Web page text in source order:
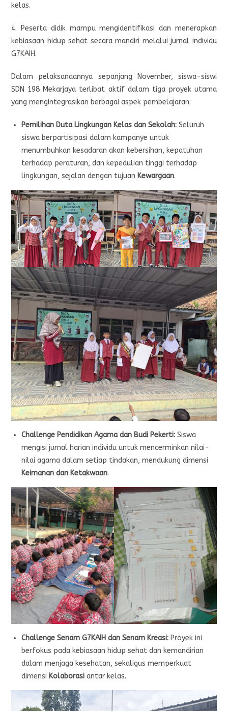
kelas.
4. Peserta didik mampu mengidentifikasi dan menerapkan
kebiasaan hidup sehat secara mandiri melalui jurnal individu
G7KAIH.
Dalam pelaksanaannya sepanjang November, siswa-siswi
SDN 198 Mekarjaya terlibat aktif dalam tiga proyek utama
yang mengintegrasikan berbagai aspek pembelajaran:
Pemilihan Duta Lingkungan Kelas dan Sekolah: Seluruh
siswa berpartisipasi dalam kampanye untuk
menumbuhkan kesadaran akan kebersihan, kepatuhan
terhadap peraturan, dan kepedulian tinggi terhadap
lingkungan, sejalan dengan tujuanKewargaan.
Challenge Pendidikan Agama dan Budi Pekerti: Siswa
mengisi jurnal harian individu untuk mencerminkan nilai-
nilai agama dalam setiap tindakan, mendukung dimensi
Keimanan dan Ketakwaan.
Challenge Senam G7KAIH dan Senam Kreasi: Proyek ini
berfokus pada kebiasaan hidup sehat dan kemandirian
dalam menjaga kesehatan, sekaligus memperkuat
dimensi Kolaborasi antar kelas.